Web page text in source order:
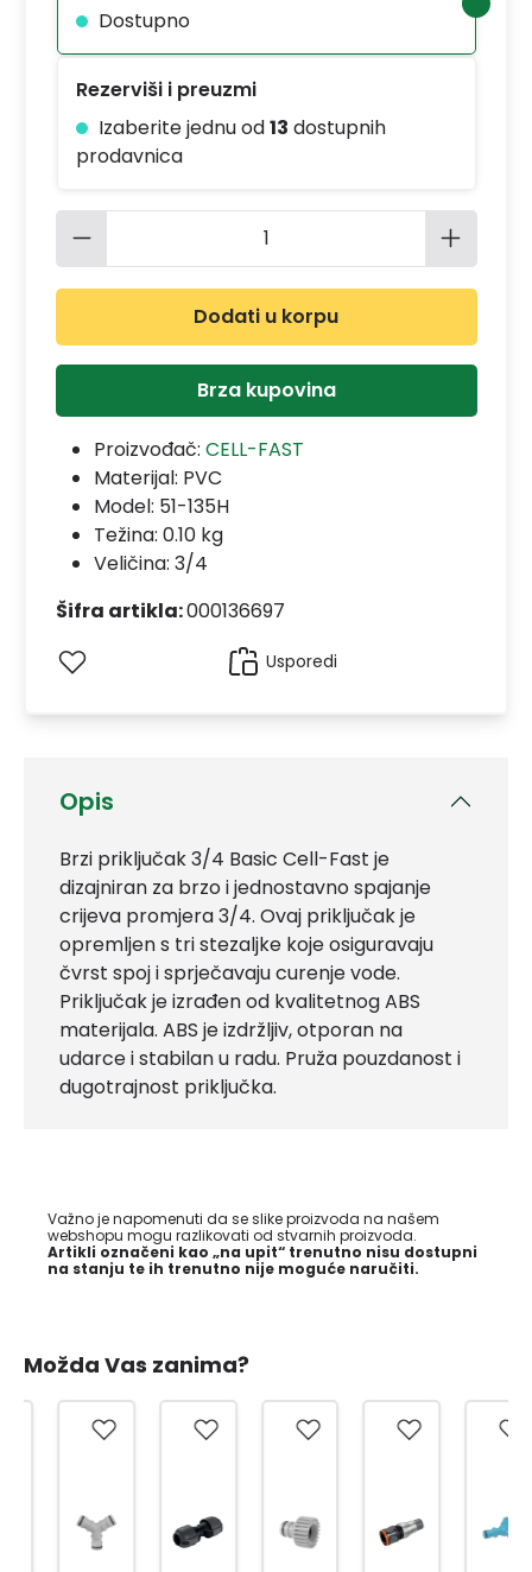
Opis
Brzi priključak 3/4 Basic Cell-Fast je
dizajniran za brzo i jednostavno spajanje
crijeva promjera 3/4. Ovaj priključak je
opremljen s tri stezaljke koje osiguravaju
čvrst spoj i sprječavaju curenje vode.
Priključak je izrađen od kvalitetnog ABS
materijala. ABS je izdržljiv, otporan na
udarce i stabilan u radu. Pruža pouzdanost i
dugotrajnost priključka.
Važno je napomenuti da se slike proizvoda na našem
webshopu mogu razlikovati od stvarnih proizvoda.
Artikli označeni kao „na upit“ trenutno nisu dostupni
na stanju te ih trenutno nije moguće naručiti.
Dostupno
Rezerviši i preuzmi
Izaberite jednu od13 dostupnih
prodavnica
Količina proizvoda: Unesite
Dodati u korpu
Brza kupovina
Proizvođač: CELL-FAST
Materijal: PVC
Model: 51-135H
Težina: 0.10 kg
Veličina: 3/4
Šifra artikla:000136697
Usporedi
Možda Vas zanima?